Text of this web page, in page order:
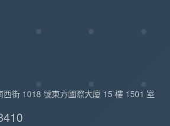
西街 1018 號東方國際大廈 15 樓 1501 室